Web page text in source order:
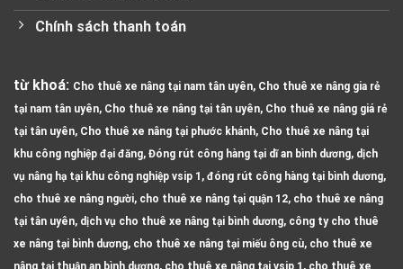
Chính sách thanh toán
từ khoá: Cho thuê xe nâng tại nam tân uyên, Cho thuê xe nâng gia rẻ
tại nam tân uyên, Cho thuê xe nâng tại tân uyên, Cho thuê xe nâng giá rẻ
tại tân uyên, Cho thuê xe nâng tại phước khánh, Cho thuê xe nâng tại
khu công nghiệp đại đăng, Đóng rút công hàng tại dĩ an bình dương, dịch
vụ nâng hạ tại khu công nghiệp vsip 1, đóng rút công hàng tại bình dương,
cho thuê xe nâng người, cho thuê xe nâng tại quận 12, cho thuê xe nâng
tại tân uyên, dịch vụ cho thuê xe nâng tại bình dương, công ty cho thuê
xe nâng tại bình dương, cho thuê xe nâng tại miếu ông cù, cho thuê xe
nâng tại thuận an bình dương, cho thuê xe nâng tại vsip 1, cho thuê xe